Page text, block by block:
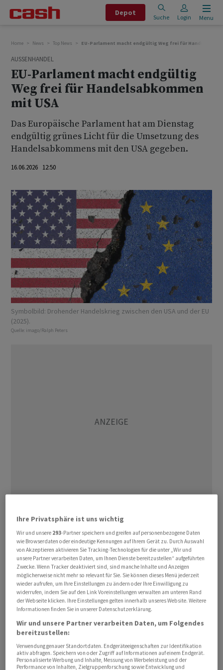
Depot
Suche Login Menu
Home News Top News EU-Parlament macht endgültig Weg frei für
AUSSENHANDEL
EU-Parlament macht endgültig
Weg frei für Handelsabkommen
mit USA
Das Europäische Parlament hat am Dienstag
endgültig grünes Licht für die Umsetzung des
Handelsabkommens mit den USA gegeben.
16.06.2026 12:50
Symbolbild: Drohender Handelskrieg zwischen den USA und der EU
(2025).
Quelle: imago/Ralph Peters
Der Deal sichert den ‌Vereinigten Staaten ⁠deutlich
bessere Bedingungen im Handel, indem Industriezölle
auf US-Produkte abgeschafft werden. Die Zölle ⁠für die
meisten EU-Exporte in die USA sollen dagegen bei 15
Prozent liegen. Das ist gegenüber ‌früheren Drohungen
von US-Präsident Donald Trump weniger, gegenüber
der ‌Vergangenheit aber mehr. Zuletzt hatte Trump
gedroht, ​deutlich höhere Zölle auf europäische Autos
zu erheben, sollte die EU ihre Verpflichtungen aus dem
Handelsabkommen nicht bis zum 4. Juli umsetzen.
Es wurde bereits im Juli 2025 verkündet. Die EU-
Kommission wollte mit ihren Zugeständnissen Trump
Ihre Privatsphäre ist uns wichtig
Wir und unsere 293-Partner speichern und greifen auf personenbezogene Daten
wie Browserdaten oder eindeutige Kennungen auf Ihrem Gerät zu. Durch Auswahl
von Akzeptieren aktivieren Sie Tracking-Technologien für die unter „Wir und
unsere Partner verarbeiten Daten, um Ihnen Dienste bereitzustellen“ aufgeführten
Zwecke. Wenn Tracker deaktiviert sind, sind manche Inhalte und Anzeigen
möglicherweise nicht mehr so relevant für Sie. Sie können dieses Menü jederzeit
wieder aufrufen, um Ihre Einstellungen zu ändern oder Ihre Einwilligung zu
widerrufen, indem Sie auf den Link Voreinstellungen verwalten am unteren Rand
der Webseite klicken. Ihre Einstellungen gelten innerhalb unseres Website. Weitere
Informationen finden Sie in unserer Datenschutzerklärung.
Wir und unsere Partner verarbeiten Daten, um Folgendes
bereitzustellen:
Verwendung genauer Standortdaten. Endgeräteeigenschaften zur Identifikation
aktiv abfragen. Speichern von oder Zugriff auf Informationen auf einem Endgerät.
Personalisierte Werbung und Inhalte, Messung von Werbeleistung und der
Performance von Inhalten, Zielgruppenforschung sowie Entwicklung und